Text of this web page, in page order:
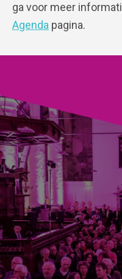
ga voor meer
Agenda pagina.